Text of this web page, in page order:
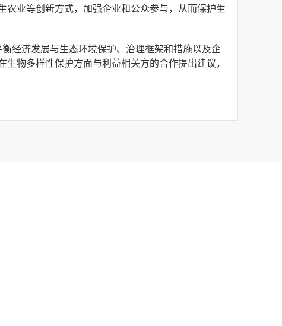
业等创新方式，加强企业和公众参与，从而保护生
经济发展与生态环境保护、治理框架和措施以及企
物多样性保护方面与利益相关方的合作提出建议，